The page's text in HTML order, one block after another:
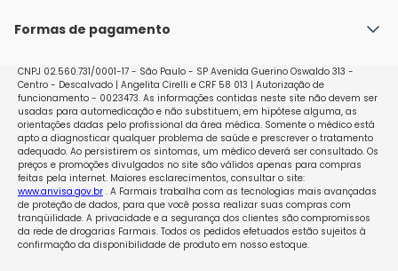
Políticas de Trocas e Devoluções
Formas de pagamento
CNPJ 02.560.731/0001-17 - São Paulo - SP Avenida Guerino Oswaldo 313 -
Centro - Descalvado | Angelita Cirelli e CRF 58 013 | Autorização de
funcionamento - 0023473. As informações contidas neste site não devem ser
usadas para automedicação e não substituem, em hipótese alguma, as
orientações dadas pelo profissional da área médica. Somente o médico está
apto a diagnosticar qualquer problema de saúde e prescrever o tratamento
adequado. Ao persistirem os sintomas, um médico deverá ser consultado. Os
preços e promoções divulgados no site são válidos apenas para compras
feitas pela internet. Maiores esclarecimentos, consultar o site:
www.anvisa.gov.br. A Farmais trabalha com as tecnologias mais avançadas
de proteção de dados, para que você possa realizar suas compras com
tranqüilidade. A privacidade e a segurança dos clientes são compromissos
da rede de drogarias Farmais. Todos os pedidos efetuados estão sujeitos à
confirmação da disponibilidade de produto em nosso estoque.